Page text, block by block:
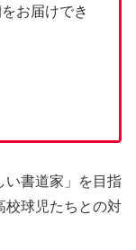
お届けでき
い書道家」を目指
校球児たちとの対